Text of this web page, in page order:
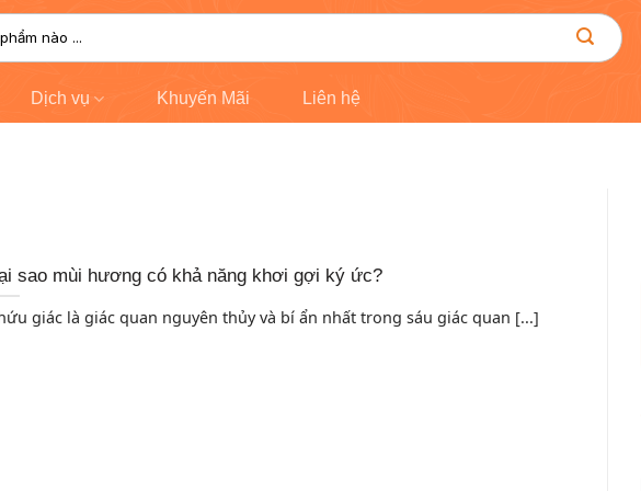
Dịch vụ Khuyến Mãi Liên hệ
sao mùi hương có khả năng khơi gợi ký ức?
giác là giác quan nguyên thủy và bí ẩn nhất trong sáu giác quan [...]